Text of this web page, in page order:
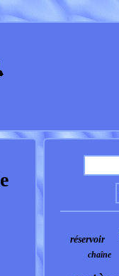
réservoir
chaîne